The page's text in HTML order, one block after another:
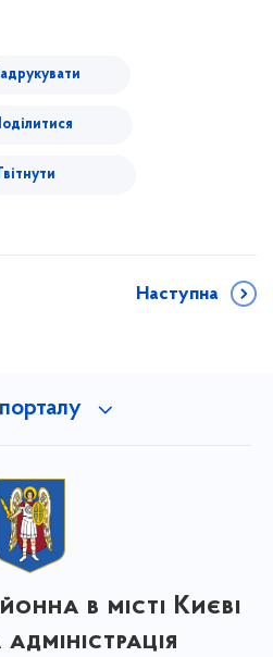
Наступна
в місті Києві